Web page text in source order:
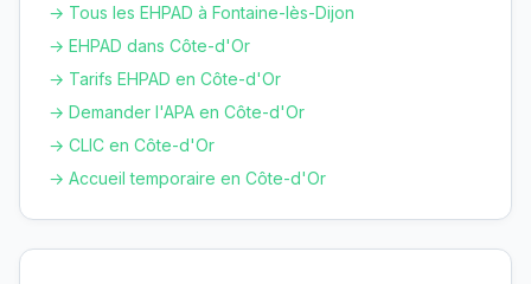
→ Tous les EHPAD à Fontaine-lès-Dijon
→ EHPAD dans Côte-d'Or
→ Tarifs EHPAD en Côte-d'Or
→ Demander l'APA en Côte-d'Or
→ CLIC en Côte-d'Or
→ Accueil temporaire en Côte-d'Or